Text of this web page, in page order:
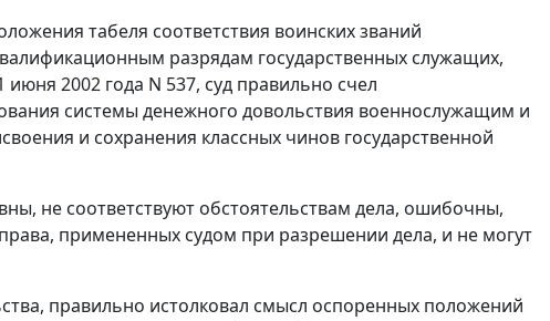
табеля соответствия воинских званий
разрядам государственных служащих,
2002 года N 537, суд правильно счел
системы денежного довольствия военнослужащим и
и сохранения классных чинов государственной
не соответствуют обстоятельствам дела, ошибочны,
примененных судом при разрешении дела, и не могут
правильно истолковал смысл оспоренных положений